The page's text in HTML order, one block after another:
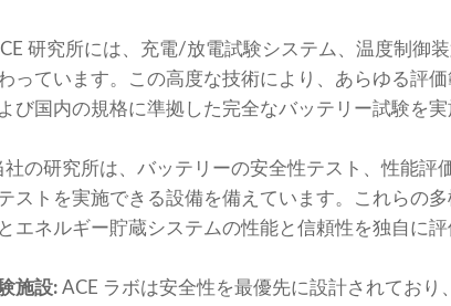
研究所には、充電/放電試験システム、温度制御
っています。この高度な技術により、あらゆる評
び国内の規格に準拠した完全なバッテリー試験を実
社の研究所は、バッテリーの安全性テスト、性能評
ストを実施できる設備を備えています。これらの
エネルギー貯蔵システムの性能と信頼性を独自に評
施設: ACE ラボは安全性を最優先に設計されており